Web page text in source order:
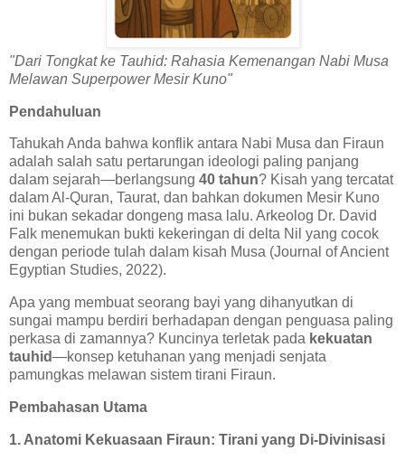
"Dari Tongkat ke Tauhid: Rahasia Kemenangan Nabi Musa
Melawan Superpower Mesir Kuno"
Pendahuluan
Tahukah Anda bahwa konflik antara Nabi Musa dan Firaun
adalah salah satu pertarungan ideologi paling panjang
dalam sejarah—berlangsung 40 tahun? Kisah yang tercatat
dalam Al-Quran, Taurat, dan bahkan dokumen Mesir Kuno
ini bukan sekadar dongeng masa lalu. Arkeolog Dr. David
Falk menemukan bukti kekeringan di delta Nil yang cocok
dengan periode tulah dalam kisah Musa (Journal of Ancient
Egyptian Studies, 2022).
Apa yang membuat seorang bayi yang dihanyutkan di
sungai mampu berdiri berhadapan dengan penguasa paling
perkasa di zamannya? Kuncinya terletak pada kekuatan
tauhid—konsep ketuhanan yang menjadi senjata
pamungkas melawan sistem tirani Firaun.
Pembahasan Utama
1. Anatomi Kekuasaan Firaun: Tirani yang Di-Divinisasi